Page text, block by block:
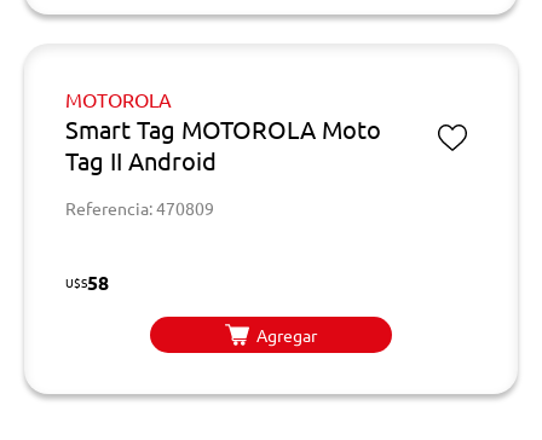
MOTOROLA
Smart Tag MOTOROLA Moto
Tag II Android
Referencia: 470809
U$S58
Agregar